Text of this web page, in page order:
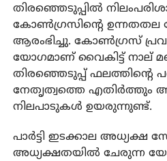
തിരഞ്ഞെടുപ്പില്‍
കോണ്‍ഗ്രസിന്റെ
ആരംഭിച്ചു. കോണ്‍ഗ്രസ്
യോഗമാണ് വൈകിട്ട് നാല്
തിരഞ്ഞെടുപ്പ് ഫലത്തിന്റെ
നേതൃത്വത്തെ എതിര്‍ത്തും
നിലപാടുകള്‍ ഉയരുന്നുണ്ട്.
പാര്‍ട്ടി ഇടക്കാല അധ്യക്ഷ
അധ്യക്ഷതയില്‍ ചേരുന്ന